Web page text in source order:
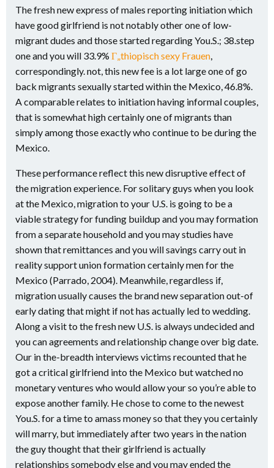
The fresh new express of males reporting initiation which
have good girlfriend is not notably other one of low-
migrant dudes and those started regarding You.S.; 38.step
one and you will 33.9% Г„thiopisch sexy Frauen
correspondingly. not, this new fee is a lot large one of go
back migrants sexually started within the Mexico, 46.8%.
A comparable relates to initiation having informal couples,
that is somewhat high certainly one of migrants than
simply among those exactly who continue to be during the
Mexico.
These performance reflect this new disruptive effect of
the migration experience. For solitary guys when you look
at the Mexico, migration to your U.S. is going to be a
viable strategy for funding buildup and you may formation
from a separate household and you may studies have
shown that remittances and you will savings carry out in
reality support union formation certainly men for the
Mexico (Parrado, 2004). Meanwhile, regardless if,
migration usually causes the brand new separation out-of
early dating that might if not has actually led to wedding.
Along a visit to the fresh new U.S. is always undecided and
you can agreements and relationship change over big date.
Our in the-breadth interviews victims recounted that he
got a critical girlfriend into the Mexico but watched no
monetary ventures who would allow your so you’re able to
expose another family. He chose to come to the newest
You.S. for a time to amass money so that they you certainly
will marry, but immediately after two years in the nation
the guy thought that their girlfriend is actually
relationships somebody else and you may ended the